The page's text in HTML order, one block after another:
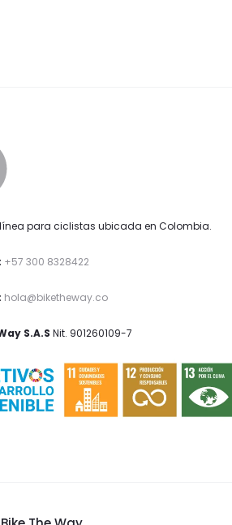
para ciclistas ubicada en Colombia.
+57 300 8328422
hola@biketheway.co
S.A.S Nit. 901260109-7